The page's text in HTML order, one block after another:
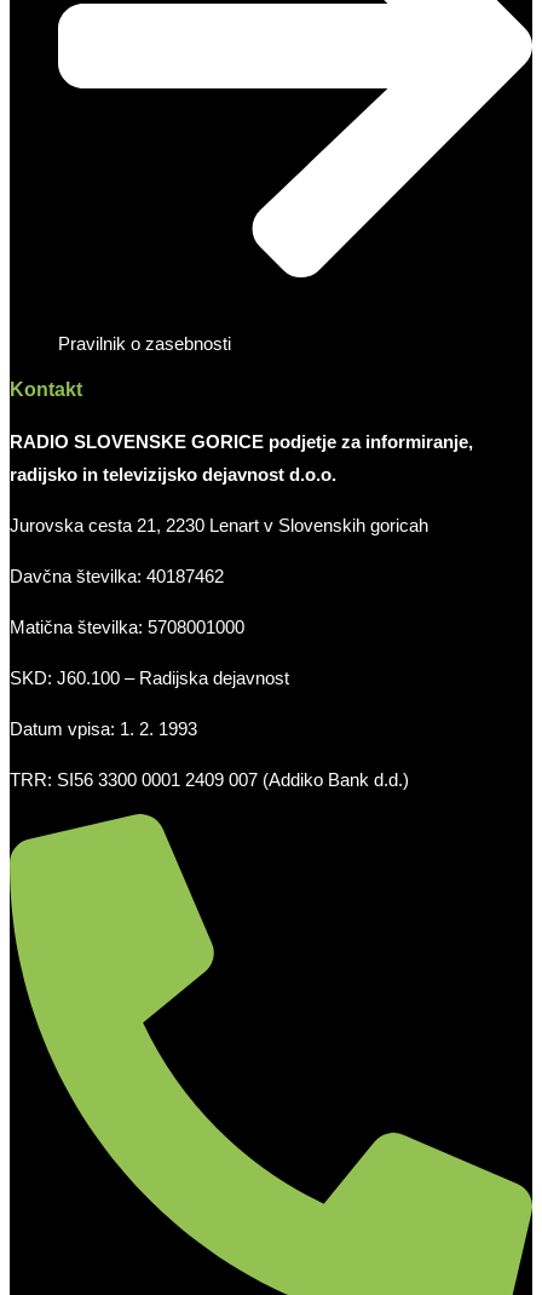
Pravilnik o zasebnosti
Kontakt
RADIO SLOVENSKE GORICE podjetje za informiranje,
radijsko in televizijsko dejavnost d.o.o.
Jurovska cesta 21, 2230 Lenart v Slovenskih goricah
Davčna številka: 40187462
Matična številka: 5708001000
SKD: J60.100 – Radijska dejavnost
Datum vpisa: 1. 2. 1993
TRR: SI56 3300 0001 2409 007 (Addiko Bank d.d.)